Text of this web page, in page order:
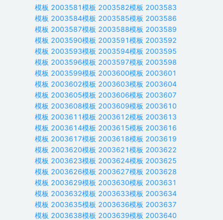
模板 2003581模板 2003582模板 2003583
模板 2003584模板 2003585模板 2003586
模板 2003587模板 2003588模板 2003589
模板 2003590模板 2003591模板 2003592
模板 2003593模板 2003594模板 2003595
模板 2003596模板 2003597模板 2003598
模板 2003599模板 2003600模板 2003601
模板 2003602模板 2003603模板 2003604
模板 2003605模板 2003606模板 2003607
模板 2003608模板 2003609模板 2003610
模板 2003611模板 2003612模板 2003613
模板 2003614模板 2003615模板 2003616
模板 2003617模板 2003618模板 2003619
模板 2003620模板 2003621模板 2003622
模板 2003623模板 2003624模板 2003625
模板 2003626模板 2003627模板 2003628
模板 2003629模板 2003630模板 2003631
模板 2003632模板 2003633模板 2003634
模板 2003635模板 2003636模板 2003637
模板 2003638模板 2003639模板 2003640